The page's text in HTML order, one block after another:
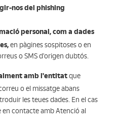
nos del phishing
personal,com a dades
en pàgines sospitoses o en
o SMS d'origen dubtós.
amb l'entitatque
o el missatge abans
les teues dades. En el cas
en contacte amb Atenció al